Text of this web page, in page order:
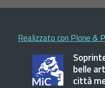
Realizzato con Plone &
belle
città